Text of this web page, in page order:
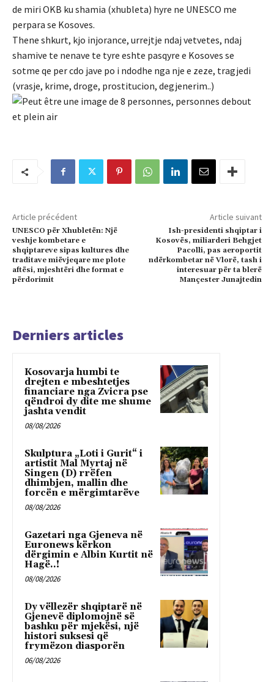
de miri OKB ku shamia (xhubleta) hyre ne UNESCO me
perpara se Kosoves.
Thene shkurt, kjo injorance, urrejtje ndaj vetvetes, ndaj
shamive te nenave te tyre eshte pasqyre e Kosoves se
sotme qe per cdo jave po i ndodhe nga nje e zeze, tragjedi
(vrasje, krime, droge, prostitucion, degjenerim..)
Article précédent
UNESCO për Xhubletën: Një
veshje kombetare e
shqiptareve sipas kultures dhe
traditave miëvjeqare me plote
aftësi, mjeshtëri dhe format e
përdorimit
Article suivant
Ish-presidenti shqiptar i
Kosovës, miliarderi Behgjet
Pacolli, pas aeroportit
ndërkombetar në Vlorë, tash i
interesuar për ta blerë
Mançester Junajtedin
Derniers articles
Kosovarja humbi te
drejten e mbeshtetjes
financiare nga Zvicra pse
qëndroi dy dite me shume
jashta vendit
08/08/2026
Skulptura „Loti i Gurit“ i
artistit Mal Myrtaj në
Singen (D) rrëfen
dhimbjen, mallin dhe
forcën e mërgimtarëve
08/08/2026
Gazetari nga Gjeneva në
Euronews kërkon
dërgimin e Albin Kurtit në
Hagë..!
08/08/2026
Dy vëllezër shqiptarë në
Gjenevë diplomojnë së
bashku për mjekësi, një
histori suksesi që
frymëzon diasporën
06/08/2026